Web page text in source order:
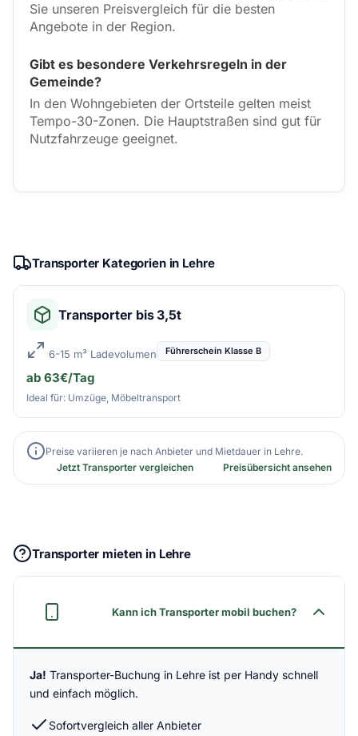
Sie unseren Preisvergleich für die besten
Angebote in der Region.
Gibt es besondere Verkehrsregeln in der
Gemeinde?
In den Wohngebieten der Ortsteile gelten meist
Tempo-30-Zonen. Die Hauptstraßen sind gut für
Nutzfahrzeuge geeignet.
Transporter Kategorien in Lehre
Transporter bis 3,5t
6-15 m³ Ladevolumen Führerschein Klasse B
ab 63€/Tag
Ideal für: Umzüge, Möbeltransport
Preise variieren je nach Anbieter und Mietdauer in Lehre.
Jetzt Transporter vergleichen
Preisübersicht ansehen
Transporter mieten in Lehre
Kann ich Transporter mobil buchen?
Ja! Transporter-Buchung in Lehre ist per Handy schnell
und einfach möglich.
Sofortvergleich aller Anbieter